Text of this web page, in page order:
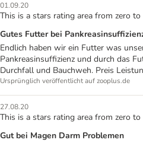
01.09.20
This is a stars rating area from zero to
Gutes Futter bei
Endlich haben wir ein Futter was
Pankreasinsuffizienz und durch das
Durchfall und Bauchweh. Preis
Ursprünglich veröffentlicht auf zooplus.de
27.08.20
This is a stars rating area from zero to
Gut bei Magen Darm Problemen